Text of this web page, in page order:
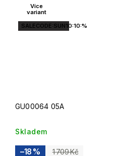
Více
variant
SALECODE:SUN10:10:%
GU00064 05A
Skladem
1 709 Kč
–18 %